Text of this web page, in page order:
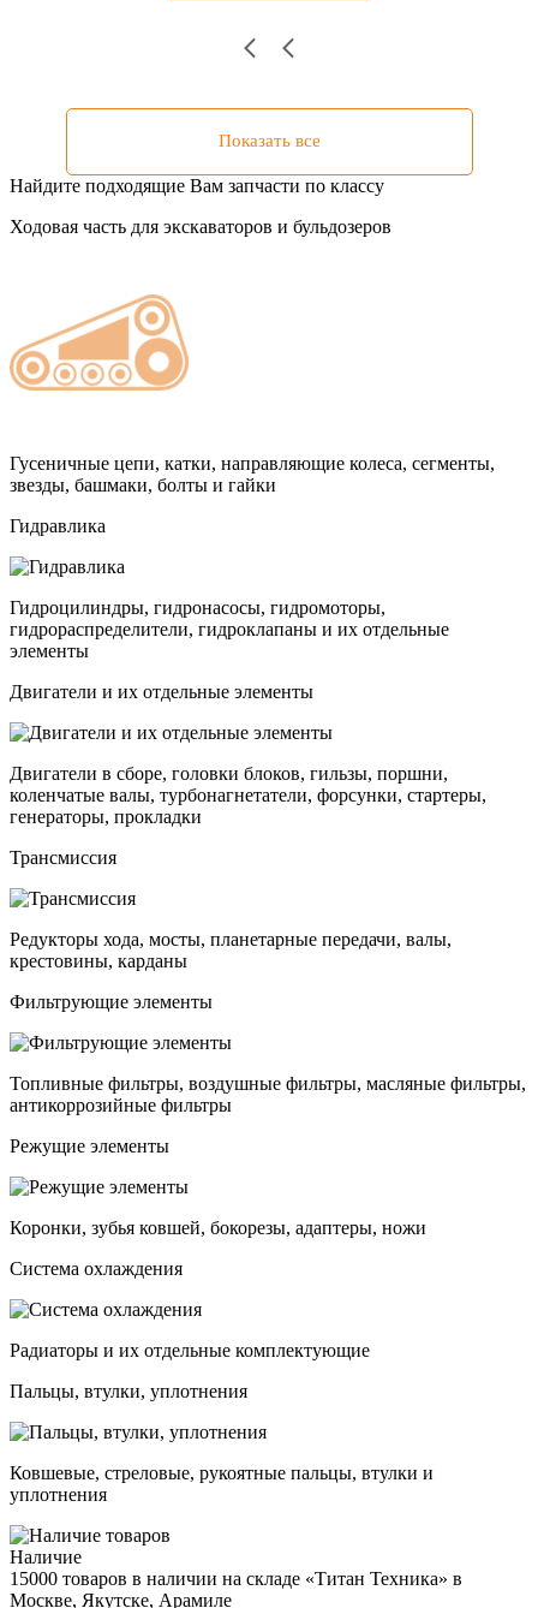
Показать все
Найдите подходящие Вам запчасти по классу
Ходовая часть для экскаваторов и бульдозеров
Гусеничные цепи, катки, направляющие колеса, сегменты,
звезды, башмаки, болты и гайки
Гидравлика
Гидроцилиндры, гидронасосы, гидромоторы,
гидрораспределители, гидроклапаны и их отдельные
элементы
Двигатели и их отдельные элементы
Двигатели в сборе, головки блоков, гильзы, поршни,
коленчатые валы, турбонагнетатели, форсунки, стартеры,
генераторы, прокладки
Трансмиссия
Редукторы хода, мосты, планетарные передачи, валы,
крестовины, карданы
Фильтрующие элементы
Топливные фильтры, воздушные фильтры, масляные фильтры,
антикоррозийные фильтры
Режущие элементы
Коронки, зубья ковшей, бокорезы, адаптеры, ножи
Система охлаждения
Радиаторы и их отдельные комплектующие
Пальцы, втулки, уплотнения
Ковшевые, стреловые, рукоятные пальцы, втулки и
уплотнения
Наличие
15000 товаров в наличии на складе «Титан Техника» в
Москве, Якутске, Арамиле